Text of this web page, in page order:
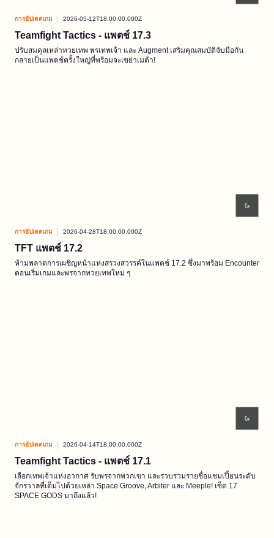
การอัปเดตเกม 2026-05-12T18:00:00.000Z
Teamfight Tactics - แพตช์ 17.3
ปรับสมดุลเหล่าทวยเทพ พรเทพเจ้า และ Augment เสริมคุณสมบัติจับมือกัน
กลายเป็นแพตช์ครั้งใหญ่ที่พร้อมจะเขย่าเมต้า!
การอัปเดตเกม 2026-04-28T18:00:00.000Z
TFT แพตช์ 17.2
ห้ามพลาดการเผชิญหน้าแห่งสรวงสวรรค์ในแพตช์ 17.2 ซึ่งมาพร้อม Encounter
ตอนเริ่มเกมและพรจากทวยเทพใหม่ ๆ
การอัปเดตเกม 2026-04-14T18:00:00.000Z
Teamfight Tactics - แพตช์ 17.1
เลือกเทพเจ้าแห่งอวกาศ รับพรจากพวกเขา และรวบรวมรายชื่อแชมเปี้ยนระดับ
จักรวาลที่เต็มไปด้วยเหล่า Space Groove, Arbiter และ Meeple! เซ็ต 17
SPACE GODS มาถึงแล้ว!